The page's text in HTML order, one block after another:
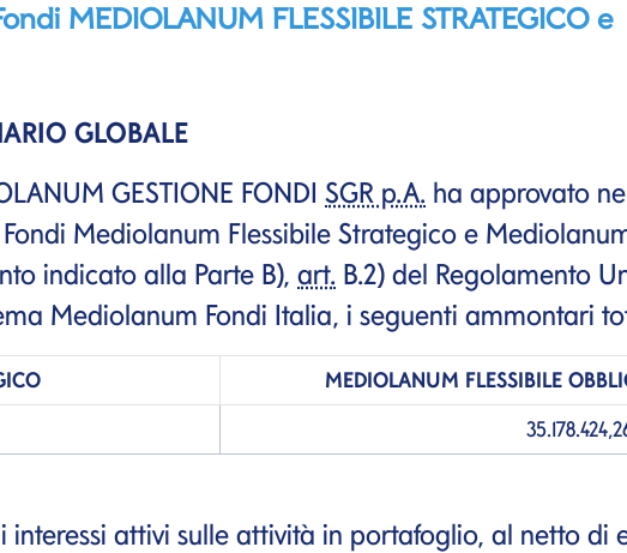
MEDIOLANUM FLESSIBILE STRATEGICO e
GLOBALE
GESTIONE FONDI SGR p.A. ha approvato
Mediolanum Flessibile Strategico e
indicato alla Parte B), art. B.2) del Regolamento
Mediolanum Fondi Italia, i seguenti ammontari
MEDIOLANUM FLESSIBILE
attivi sulle attività in portafoglio, al netto di